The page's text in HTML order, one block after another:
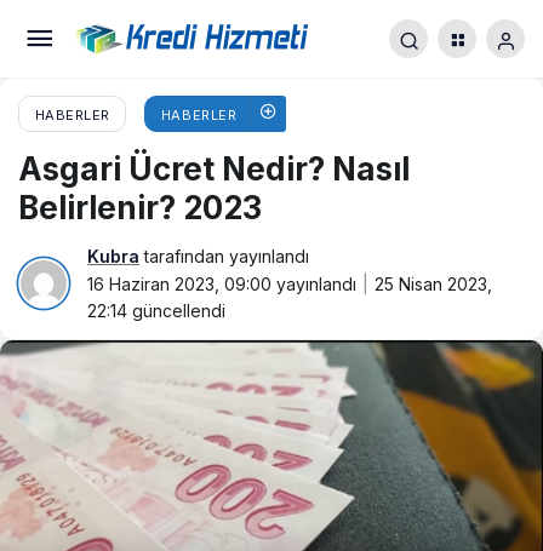
HABERLER HABERLER
Asgari Ücret Nedir? Nasıl
Belirlenir? 2023
Kubra tarafından yayınlandı
16 Haziran 2023, 09:00 yayınlandı
25 Nisan 2023,
22:14 güncellendi